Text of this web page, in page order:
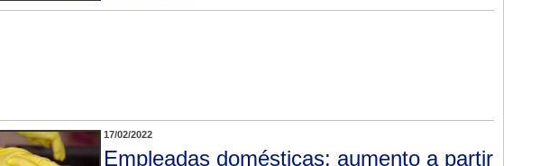
17/02/2022
Empleadas domésticas: aumento a partir